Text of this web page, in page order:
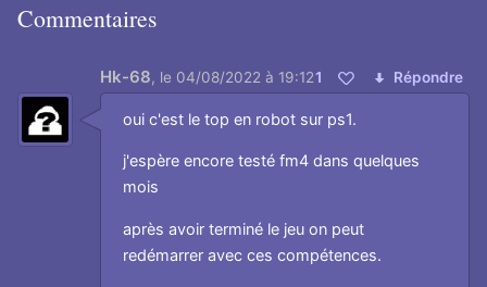
Commentaires
Hk-68, le 04/08/2022 à 19:121 Répondre
oui c'est le top en robot sur ps1.
j'espère encore testé fm4 dans quelques
mois
après avoir terminé le jeu on peut
redémarrer avec ces compétences.